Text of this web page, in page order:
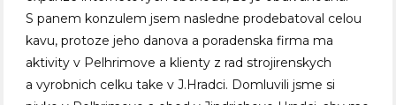
S panem konzulem jsem nasledne prodebatoval celou
kavu, protoze jeho danova a poradenska firma ma
aktivity v Pelhrimove a klienty z rad strojirenskych
a vyrobnich celku take v J.Hradci. Domluvili jsme si